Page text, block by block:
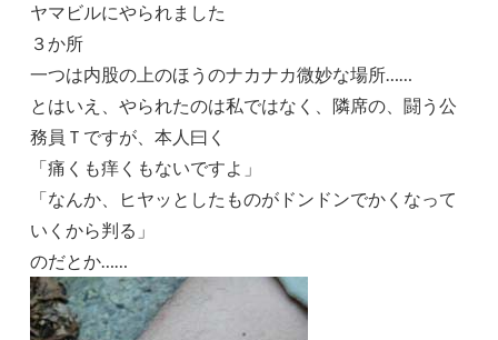
ヤマビルにやられました
３か所
一つは内股の上のほうのナカナカ微妙な場所……
とはいえ、やられたのは私ではなく、隣席の、闘う公
務員Ｔですが、本人曰く
「痛くも痒くもないですよ」
「なんか、ヒヤッとしたものがドンドンでかくなって
いくから判る」
のだとか……